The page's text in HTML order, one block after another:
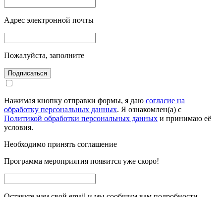
Адрес электронной почты
Пожалуйста, заполните
Подписаться
Нажимая кнопку отправки формы, я даю согласие на
обработку персональных данных. Я ознакомлен(а) с
Политикой обработки персональных данных и принимаю её
условия.
Необходимо принять соглашение
Программа мероприятия появится уже скоро!